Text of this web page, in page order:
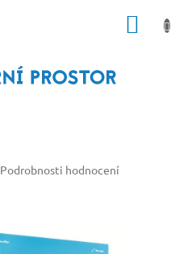
Podrobnosti hodnocení